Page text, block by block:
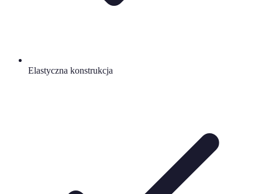
Elastyczna konstrukcja